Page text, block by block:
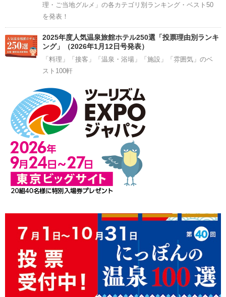
理・ご当地グルメ」の各カテゴリ別ランキング・ベスト50
を発表！
2025年度人気温泉旅館ホテル250選「投票理由別ランキ
ング」（2026年1月12日号発表）
「料理」「接客」「温泉・浴場」「施設」「雰囲気」のベ
スト100軒